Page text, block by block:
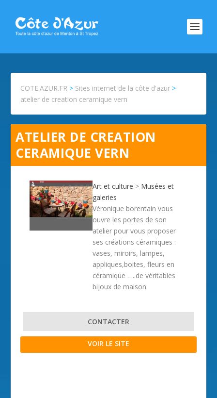
COTE.AZUR.FR > Sites internet de la côte d'azur >
atelier de creation ceramique vern
ATELIER DE CREATION
CERAMIQUE VERN
Art et culture > Musées et
galeries
Véronique borentain vous
ouvre les portes de son
atelier pour vous proposer
ses créations céramiques :
vases, miroirs, lampes,
appliques,boites, fleurs en
céramique …..de véritables
bijoux de maison.
CONTACTER
VOIR LE SITE